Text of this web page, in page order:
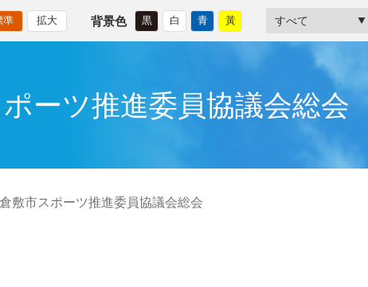
準 拡大 背景色 黒 白 青 黃
ーツ推進委員協議会総会
敷市スポーツ推進委員協議会総会